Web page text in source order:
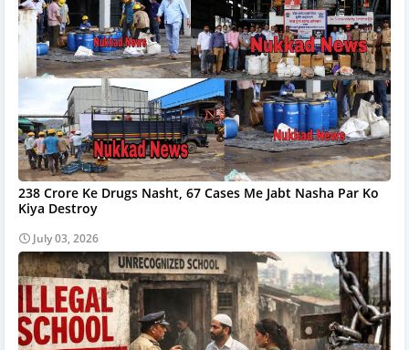
238 Crore Ke Drugs Nasht, 67 Cases Me Jabt Nasha Par Ko
Kiya Destroy
July 03, 2026